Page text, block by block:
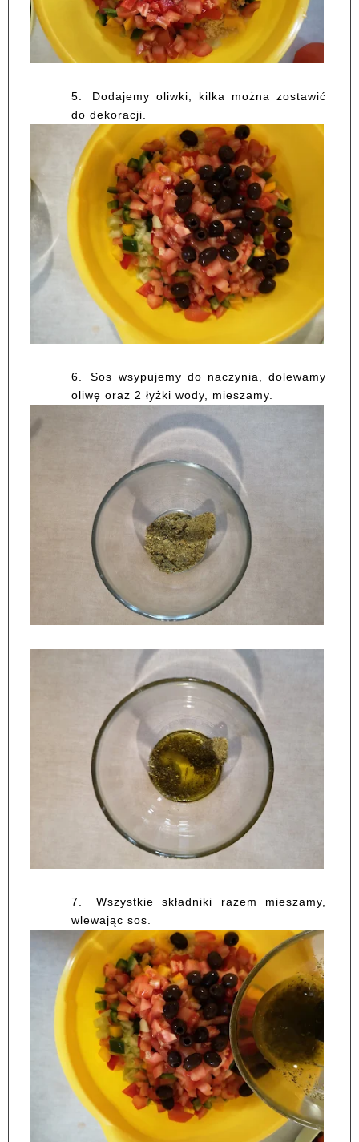
5.
Dodajemy oliwki, kilka można zostawić
do dekoracji.
6.
Sos wsypujemy do naczynia, dolewamy
oliwę oraz 2 łyżki wody, mieszamy.
7.
Wszystkie składniki razem mieszamy,
wlewając sos.